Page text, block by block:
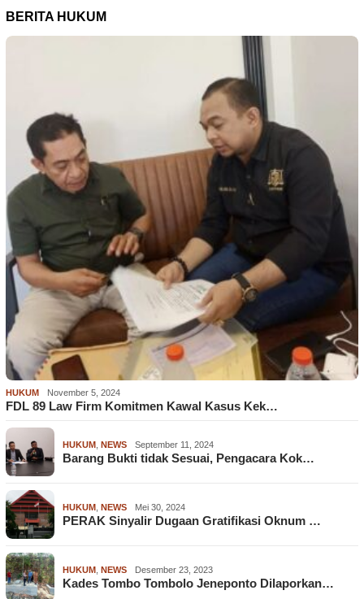
BERITA HUKUM
HUKUM November 5, 2024
FDL 89 Law Firm Komitmen Kawal Kasus Kek…
HUKUM NEWS September 11, 2024
Barang Bukti tidak Sesuai, Pengacara Kok…
HUKUM NEWS Mei 30, 2024
PERAK Sinyalir Dugaan Gratifikasi Oknum …
HUKUM NEWS Desember 23, 2023
Kades Tombo Tombolo Jeneponto Dilaporkan…